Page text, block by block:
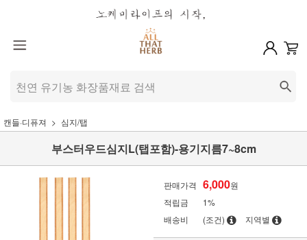
캔들·디퓨져 심지/탭
부스터우드심지L(탭포함)-용기지름7~8cm
판매가격 6,000원
적립금
1%
배송비
(조건) 지역별